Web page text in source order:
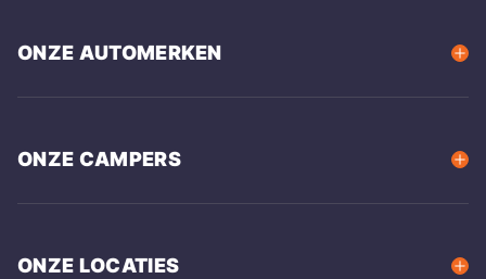
ONZE AUTOMERKEN
ONZE CAMPERS
ONZE LOCATIES